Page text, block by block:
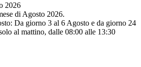
2026
di Agosto 2026.
Da giorno 3 al 6 Agosto e da giorno 24
al mattino, dalle 08:00 alle 13:30